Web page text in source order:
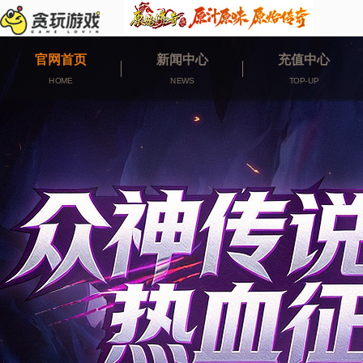
官网首页
HOME
新闻中心
NEWS
充值中心
TOP-UP